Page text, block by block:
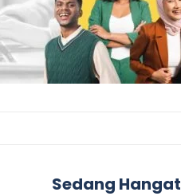
Sedang Hangat